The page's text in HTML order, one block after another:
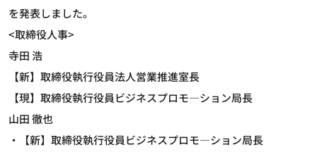
を発表しました。
<取締役人事>
寺田 浩
【新】取締役執行役員法人営業推進室長
【現】取締役執行役員ビジネスプロモ―ション局長
山田 徹也
・【新】取締役執行役員ビジネスプロモ―ション局長